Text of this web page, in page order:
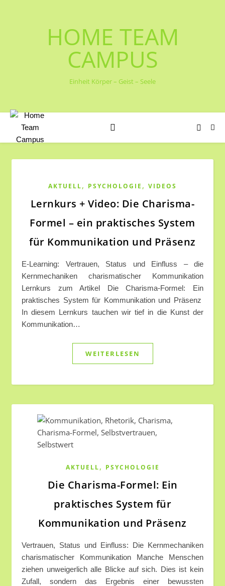
HOME TEAM
CAMPUS
Einheit Körper – Geist – Seele
AKTUELL, PSYCHOLOGIE , VIDEOS
Lernkurs + Video: Die Charisma-
Formel – ein praktisches System
für Kommunikation und Präsenz
E-Learning: Vertrauen, Status und Einfluss – die
Kernmechaniken charismatischer Kommunikation
Lernkurs zum Artikel Die Charisma-Formel: Ein
praktisches System für Kommunikation und Präsenz
In diesem Lernkurs tauchen wir tief in die Kunst der
Kommunikation…
WEITERLESEN
AKTUELL, PSYCHOLOGIE
Die Charisma-Formel: Ein
praktisches System für
Kommunikation und Präsenz
Vertrauen, Status und Einfluss: Die Kernmechaniken
charismatischer Kommunikation Manche Menschen
ziehen unweigerlich alle Blicke auf sich. Dies ist kein
Zufall, sondern das Ergebnis einer bewussten